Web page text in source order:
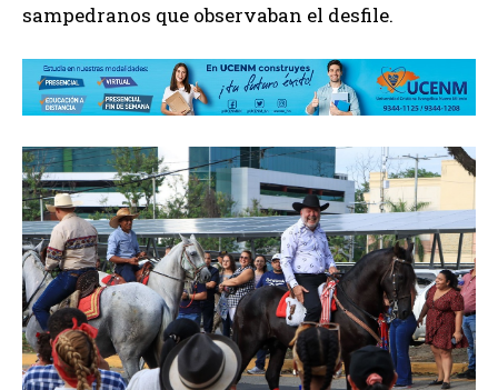
sampedranos que observaban el desfile.